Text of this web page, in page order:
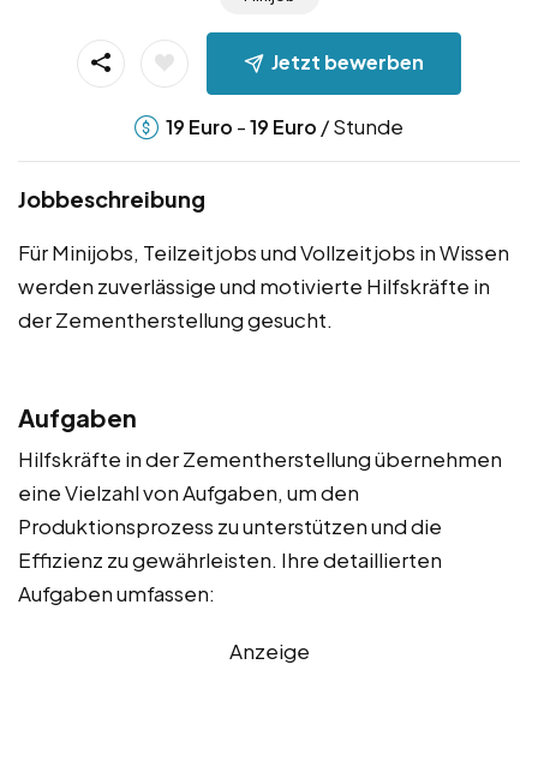
Jetzt bewerben
19 Euro -19 Euro / Stunde
Jobbeschreibung
Für Minijobs, Teilzeitjobs und Vollzeitjobs in Wissen
werden zuverlässige und motivierte Hilfskräfte in
der Zementherstellung gesucht.
Aufgaben
Hilfskräfte in der Zementherstellung übernehmen
eine Vielzahl von Aufgaben, um den
Produktionsprozess zu unterstützen und die
Effizienz zu gewährleisten. Ihre detaillierten
Aufgaben umfassen:
Anzeige